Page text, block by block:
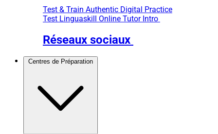
Test & Train Authentic Digital Practice
Test Linguaskill Online Tutor Intro
Réseaux sociaux